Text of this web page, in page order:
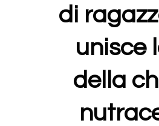
di
unisce
della